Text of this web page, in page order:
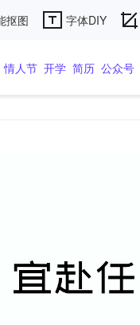
抠图 字体DIY
情人节 开学 简历 公众号